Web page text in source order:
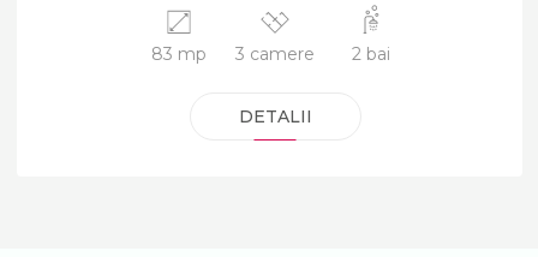
83 mp 3 camere 2 bai
DETALII